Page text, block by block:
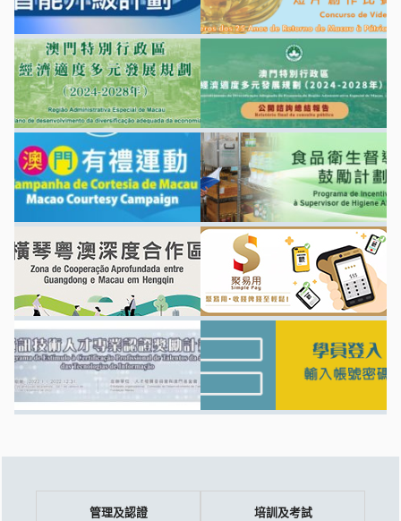
管理及認證
培訓及考試